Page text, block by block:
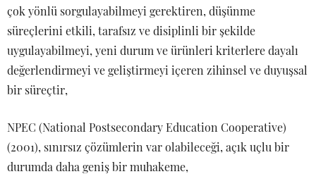
çok yönlü sorgulayabilmeyi gerektiren, düşünme
süreçlerini etkili, tarafsız ve disiplinli bir şekilde
uygulayabilmeyi, yeni durum ve ürünleri kriterlere dayalı
değerlendirmeyi ve geliştirmeyi içeren zihinsel ve duyuşsal
bir süreçtir,
NPEC (National Postsecondary Education Cooperative)
(2001), sınırsız çözümlerin var olabileceği, açık uçlu bir
durumda daha geniş bir muhakeme,